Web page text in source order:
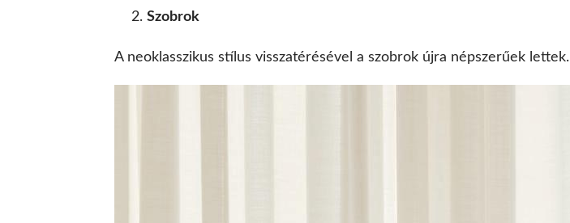
Szobrok
A neoklasszikus stílus visszatérésével a szobrok újra népszerűek lettek.